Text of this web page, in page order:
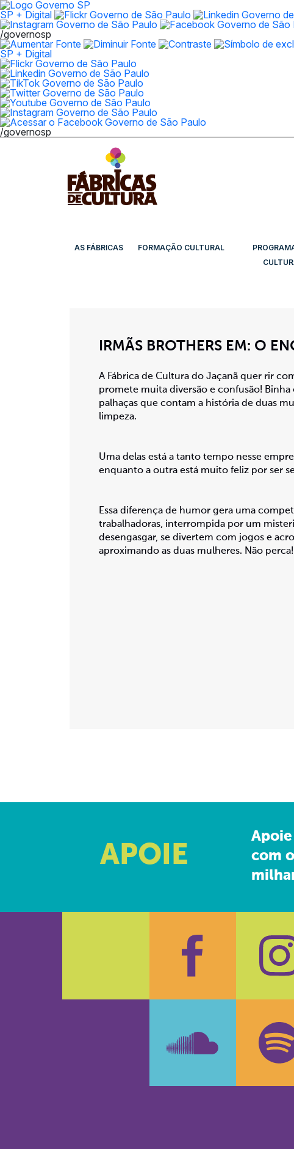
SP + Digital
/governosp
SP + Digital
/governosp
AS FÁBRICAS FORMAÇÃO CULTURAL
IRMÃS BROTHERS EM: O
A Fábrica de Cultura do Jaçanã quer rir
promete muita diversão e confusão! Binha
palhaças que contam a história de duas
limpeza.
Uma delas está a tanto tempo nesse
enquanto a outra está muito feliz por ser
Essa diferença de humor gera uma
trabalhadoras, interrompida por um
desengasgar, se divertem com jogos e
aproximando as duas mulheres. Não perca!
APOIE
com
Facebook